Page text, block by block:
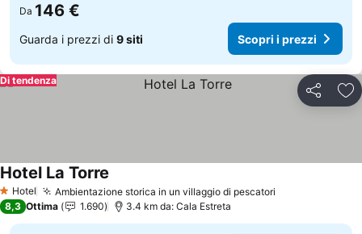
Da 146 €
Guarda i prezzi di 9 siti Scopri i prezzi
Condividi
Di tendenza
1 Stelle
Hotel Ambientazione storica in un villaggio di pescatori
Hotel La Torre
8,3 Ottima 1.690 3.4 km da: Cala Estreta